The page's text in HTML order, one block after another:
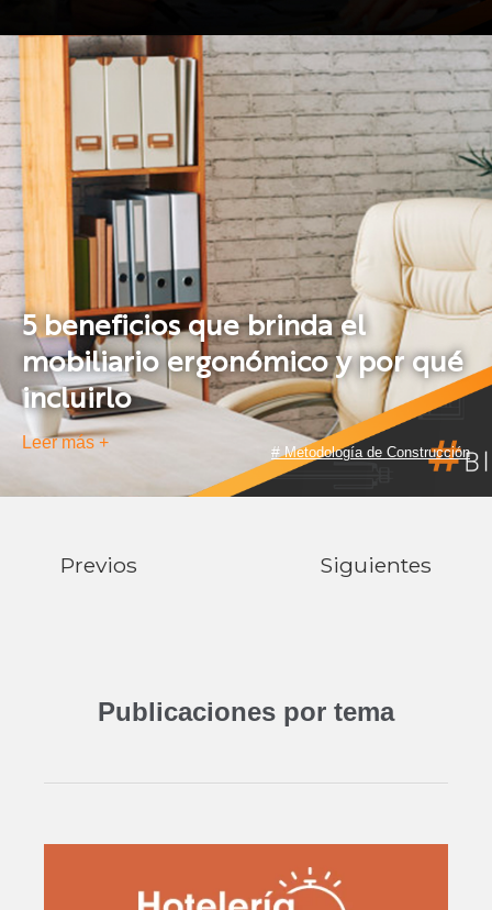
5 beneficios que brinda el
mobiliario ergonómico y por qué
incluirlo
Leer más + #Metodología de Construcción
Previos Siguientes
Publicaciones por tema